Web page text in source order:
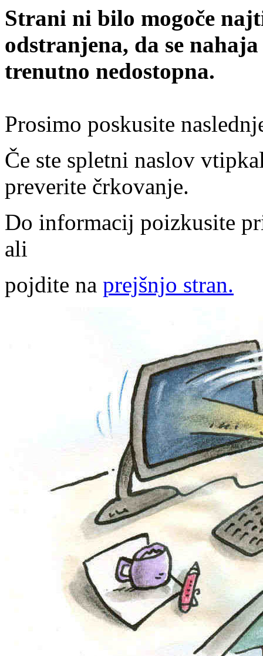
Strani ni bilo mogoče
odstranjena, da se
trenutno nedostopna.
Prosimo poskusite
Če ste spletni naslov
preverite črkovanje.
Do informacij poizkusite
ali
pojdite na prejšnjo stran.